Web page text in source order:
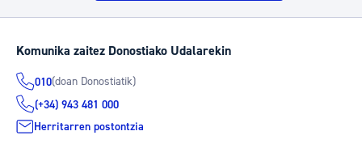
Komunika zaitez Donostiako Udalarekin
010(doan Donostiatik)
(+34) 943 481 000
Herritarren postontzia